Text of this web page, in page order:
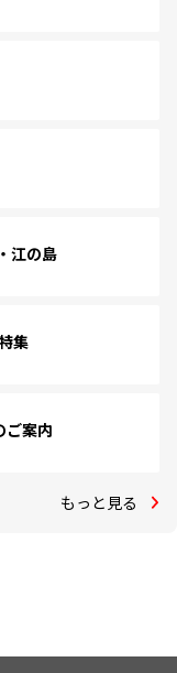
江の島
集
ご案内
もっと見る